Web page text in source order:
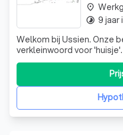
Welkom bij Ussien. Onze
verkleinwoord voor 'huisje'. Wij zijn inmiddels 8 jaar actief
met ons hypotheek- en
op de woningmarkt zijn
voorzien ook graag in
die in het verl
place
timelapse 9 jaar